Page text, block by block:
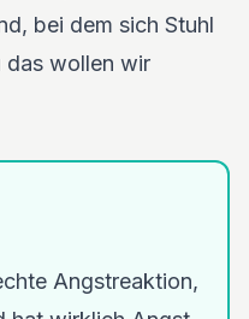
bei dem sich Stuhl
das wollen wir
Angstreaktion,